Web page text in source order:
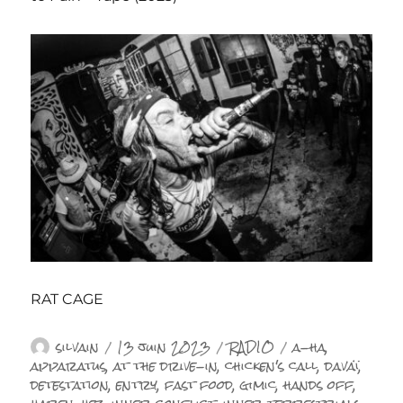
RAT CAGE
Auteur
silvain Publié
le
13 juin 2023 Catégories
RADIO Étiquettes
a-ha,
apparatus,at the drive-in,chicken's call,davaï,
detestation,entry,fast food,gimic,hands off,